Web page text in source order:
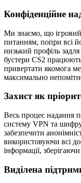
Конфіденційне
Ми знаємо, що
питанням, попри всі
низький профіль
бустери CS2
привертати якомога
максимально
Захист як
Весь процес надання
систему VPN та
забезпечити
використовуючи всі
інформації,
Виділена